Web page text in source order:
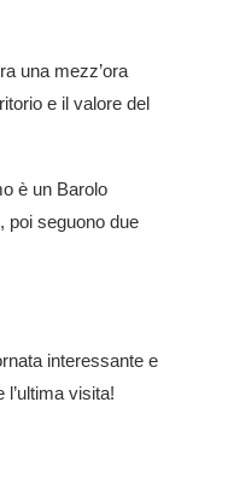
una mezz’ora
e il valore del
è un Barolo
poi seguono due
interessante e
visita!